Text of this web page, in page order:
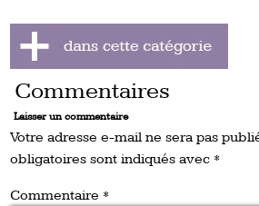
Commentaires
Laisser un commentaire
Votre adresse e-mail ne sera pas
obligatoires sont indiqués avec *
Commentaire *